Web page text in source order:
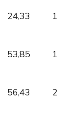
24,33 1
53,85 1
56,43 2